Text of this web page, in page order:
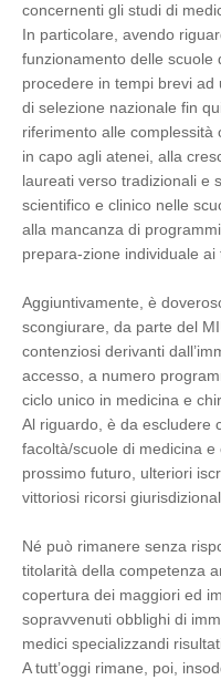
concernenti gli studi di
In particolare, avendo
funzionamento delle scuole
procedere in tempi brevi
di selezione nazionale fin
riferimento alle complessità
in capo agli atenei, alla
laureati verso tradizionali e
scientifico e clinico nelle
alla mancanza di
prepara-zione individuale ai
Aggiuntivamente, è
scongiurare, da parte del
contenziosi derivanti
accesso, a numero
ciclo unico in medicina e
Al riguardo, è da escludere
facoltà/scuole di medicina
prossimo futuro, ulteriori
vittoriosi ricorsi
Né può rimanere senza
titolarità della competenza
copertura dei maggiori ed
sopravvenuti obblighi di
medici specializzandi
A tutt’oggi rimane, poi,